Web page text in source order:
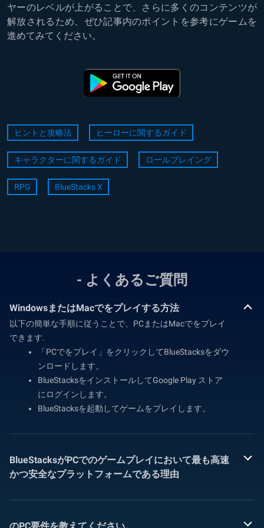
ヤーのレベルが上がることで、さらに多くのコンテンツが
解放されるため、ぜひ記事内のポイントを参考にゲームを
進めてみてください。
ヒントと攻略法 ヒーローに関するガイド
キャラクターに関するガイド ロールプレイング
RPG BlueStacks X
- よくあるご質問
WindowsまたはMacでをプレイする方法
以下の簡単な手順に従うことで、PCまたはMacでをプレイ
できます.
「PCでをプレイ」をクリックしてBlueStacksをダウ
ンロードします。
BlueStacksをインストールしてGoogle Play ストア
にログインします。
BlueStacksを起動してゲームをプレイします。
BlueStacksがPCでのゲームプレイにおいて最も高速
かつ安全なプラットフォームである理由